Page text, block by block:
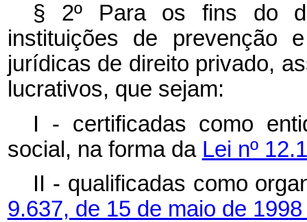
§ 2º Para os fins do
instituições de prevenção
jurídicas de direito privado,
lucrativos, que sejam:
I - certificadas como
social, na forma da Lei nº
II - qualificadas como
9.637, de 15 de maio de